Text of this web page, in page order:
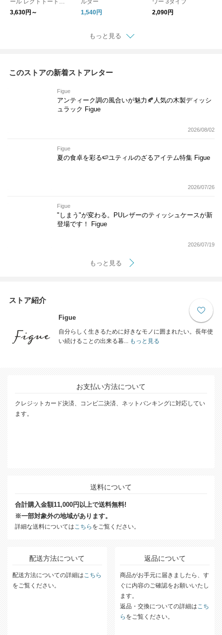
ッグ
3,630円～
1,540円
2,090円
もっと見る
このストアの新着ストアレター
Figue
アンティーク調の風合いが魅力🍂人気の木製ディッシ
ュラック Figue
2026/08/02
Figue
夏の食卓を彩る🍉ユティルのざるアイテム特集 Figue
2026/07/26
Figue
"しまう"が変わる。PUレザーのティッシュケースが新
登場です！ Figue
2026/07/19
もっと見る
ストア紹介
Figue
自分らしく生きるために好きなモノに囲まれたい。長年使
い続けることの出来る暮...もっと見る
お支払い方法について
クレジットカード決済、コンビ二決済、ネットバンキングに対応してい
ます。
送料について
合計購入金額11,000円以上で送料無料!
※一部対象外の地域があります。
詳細な送料についてはこちら をご覧ください。
配送方法について
配送方法についての詳細はこちら
をご覧ください。
返品について
商品がお手元に届きましたら、す
ぐに内容のご確認をお願いいたし
ます。
返品・交換についての詳細はこち
ら をご覧ください。